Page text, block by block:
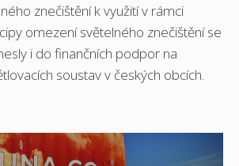
znečištění k využití v rámci
omezení světelného znečištění se
i do finančních podpor na
soustav v českých obcích.